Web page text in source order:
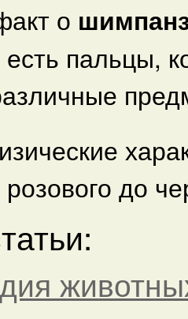
о
пальцы,
до